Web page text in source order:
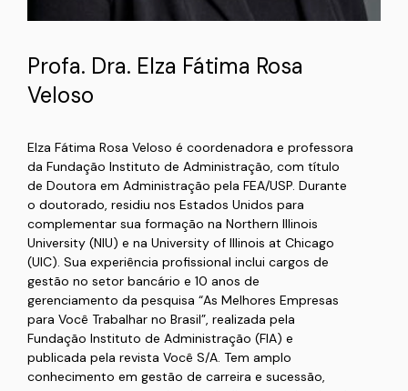
Profa. Dra. Elza Fátima Rosa
Veloso
Elza Fátima Rosa Veloso é coordenadora e professora
da Fundação Instituto de Administração, com título
de Doutora em Administração pela FEA/USP. Durante
o doutorado, residiu nos Estados Unidos para
complementar sua formação na Northern Illinois
University (NIU) e na University of Illinois at Chicago
(UIC). Sua experiência profissional inclui cargos de
gestão no setor bancário e 10 anos de
gerenciamento da pesquisa “As Melhores Empresas
para Você Trabalhar no Brasil”, realizada pela
Fundação Instituto de Administração (FIA) e
publicada pela revista Você S/A. Tem amplo
conhecimento em gestão de carreira e sucessão,